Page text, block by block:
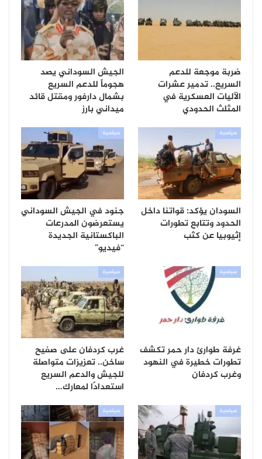
ضربة موجعة للدعم
السريع.. تدمير عشرات
الآليات العسكرية في
المثلث الحدودي
الجيش السوداني يصد
هجوماً للدعم السريع
بشمال دارفور ومقتل قائد
ميداني بارز
سياسية
السودان يؤكد: قواتنا داخل
الحدود وتتابع تطورات
إثيوبيا عن كثب
سياسية
جنود في الجيش السوداني
يستعرضون المدرعات
الباكستانية الجديدة
“فيديو”
سياسية
غرفة طوارئ دار حمر تكشف
تطورات خطيرة في النهود
وغرب كردفان
سياسية
غرب كردفان على صفيح
ساخن.. تعزيزات متواصلة
للجيش والدعم السريع
استعدادًا لمعارك…
سياسية سياسية